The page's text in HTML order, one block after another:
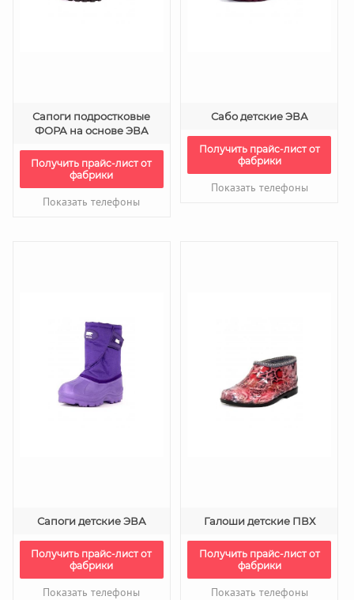
Сапоги подростковые
ФОРА на основе ЭВА
Получить прайс-лист от
фабрики
Показать телефоны
Сабо детские ЭВА
Получить прайс-лист от
фабрики
Показать телефоны
Сапоги детские ЭВА
Получить прайс-лист от
фабрики
Показать телефоны
Галоши детские ПВХ
Получить прайс-лист от
фабрики
Показать телефоны